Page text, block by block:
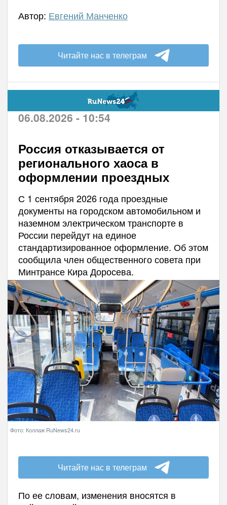
Автор: Евгений Манченко
Читайте нас в телеграм
06.08.2026 - 10:54
Россия отказывается от
регионального хаоса в
оформлении проездных
С 1 сентября 2026 года проездные
документы на городском автомобильном и
наземном электрическом транспорте в
России перейдут на единое
стандартизированное оформление. Об этом
сообщила член общественного совета при
Минтрансе Кира Доросева.
Фото: Коллаж RuNews24.ru
Читайте нас в телеграм
По ее словам, изменения вносятся в